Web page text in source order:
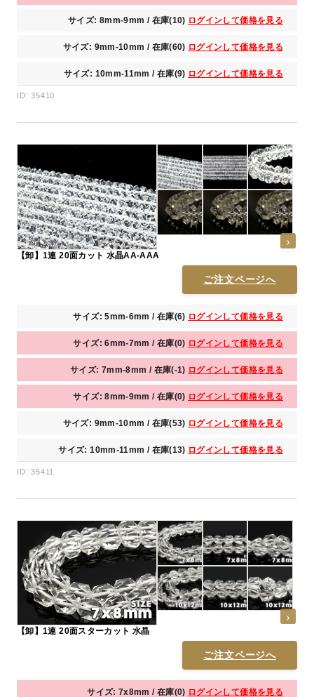
サイズ: 8mm-9mm / 在庫(10) ログインして価格を見る
サイズ: 9mm-10mm / 在庫(60) ログインして価格を見る
サイズ: 10mm-11mm / 在庫(9) ログインして価格を見る
ID: 35410
【卸】1連 20面カット 水晶AA-AAA
ご注文ページへ
サイズ: 5mm-6mm / 在庫(6) ログインして価格を見る
サイズ: 6mm-7mm / 在庫(0) ログインして価格を見る
サイズ: 7mm-8mm / 在庫(-1) ログインして価格を見る
サイズ: 8mm-9mm / 在庫(0) ログインして価格を見る
サイズ: 9mm-10mm / 在庫(53) ログインして価格を見る
サイズ: 10mm-11mm / 在庫(13) ログインして価格を見る
ID: 35411
【卸】1連 20面スターカット 水晶
ご注文ページへ
サイズ: 7x8mm / 在庫(0) ログインして価格を見る